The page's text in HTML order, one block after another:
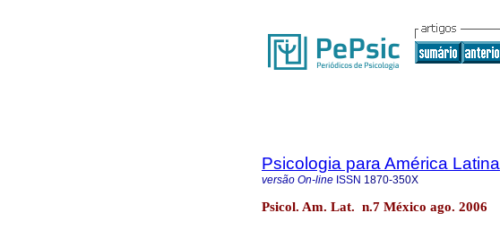
Psicologia para América Latina
versão On-line ISSN 1870-350X
Psicol. Am. Lat. n.7 México ago. 2006